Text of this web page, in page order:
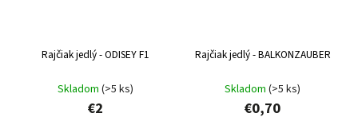
Rajčiak jedlý - ODISEY F1
Skladom (>5 ks)
€2
Rajčiak jedlý - BALKONZAUBER
Skladom (>5 ks)
€0,70